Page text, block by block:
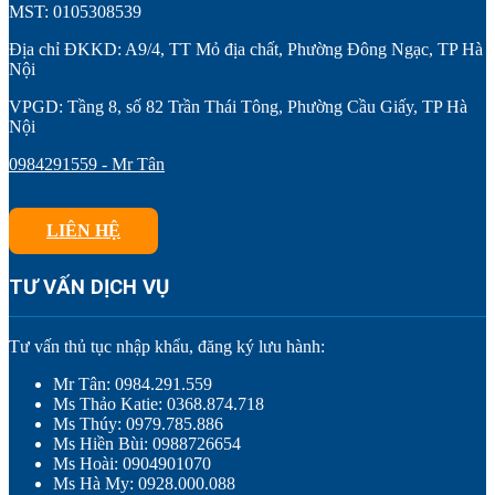
MST: 0105308539
Địa chỉ ĐKKD: A9/4, TT Mỏ địa chất, Phường Đông Ngạc, TP Hà
Nội
VPGD: Tầng 8, số 82 Trần Thái Tông, Phường Cầu Giấy, TP Hà
Nội
0984291559 - Mr Tân
LIÊN HỆ
TƯ VẤN DỊCH VỤ
Tư vấn thủ tục nhập khẩu, đăng ký lưu hành:
Mr Tân: 0984.291.559
Ms Thảo Katie: 0368.874.718
Ms Thúy: 0979.785.886
Ms Hiền Bùi: 0988726654
Ms Hoài: 0904901070
Ms Hà My: 0928.000.088